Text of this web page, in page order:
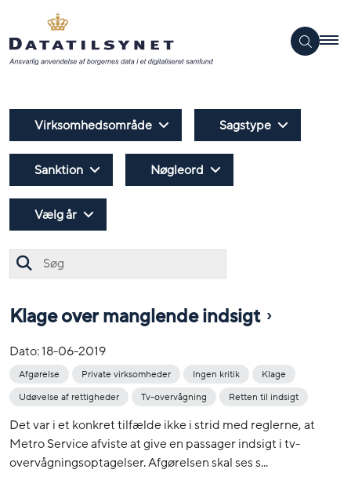
Virksomhedsområde Sagstype
Sanktion Nøgleord
Vælg år
Klage over manglende indsigt
Dato:18-06-2019
Afgørelse Private virksomheder Ingen kritik
Klage
Udøvelse af rettigheder
Tv-overvågning Retten til indsigt
Det var i et konkret tilfælde ikke i strid med reglerne, at
Metro Service afviste at give en passager indsigt i tv-
overvågningsoptagelser. Afgørelsen skal ses s...